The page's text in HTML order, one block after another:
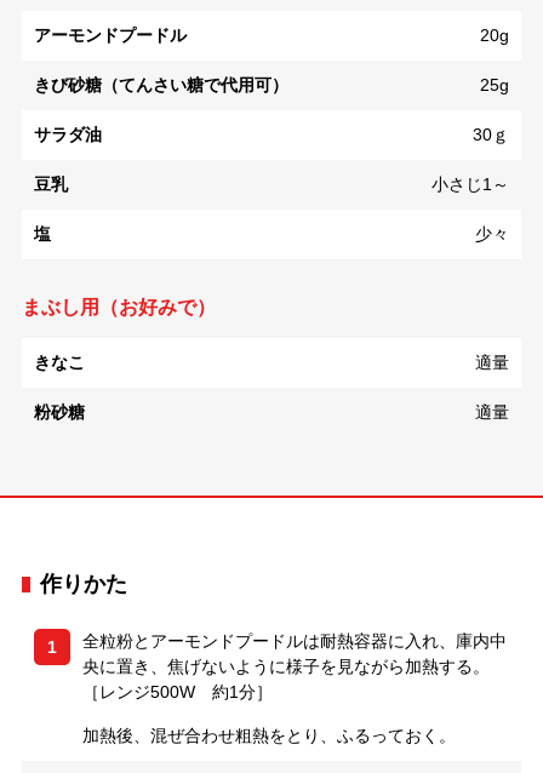
アーモンドプードル 20g
きび砂糖（てんさい糖で代用可） 25g
サラダ油 30ｇ
豆乳 小さじ1～
塩 少々
まぶし用（お好みで）
きなこ 適量
粉砂糖 適量
作りかた
1
全粒粉とアーモンドプードルは耐熱容器に入れ、庫内中
央に置き、焦げないように様子を見ながら加熱する。
［レンジ500W 約1分］
加熱後、混ぜ合わせ粗熱をとり、ふるっておく。